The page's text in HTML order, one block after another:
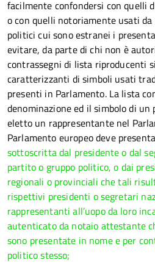
facilmente confondersi con quelli
o con quelli notoriamente usati
politici cui sono estranei i
evitare, da parte di chi non è
contrassegni di lista riproducenti
caratterizzanti di simboli usati
presenti in Parlamento. La lista
denominazione ed il simbolo di
eletto un rappresentante nel
Parlamento europeo deve
sottoscritta dal presidente o dal
partito o gruppo politico, o dai
regionali o provinciali che tali
rispettivi presidenti o segretari
rappresentanti all’uopo da loro
autenticato da notaio attestante
sono presentate in nome e per
politico stesso;